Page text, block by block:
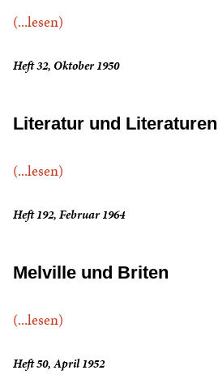
(...lesen)
Heft 32, Oktober 1950
Literatur und Literaturen
(...lesen)
Heft 192, Februar 1964
Melville und Briten
(...lesen)
Heft 50, April 1952